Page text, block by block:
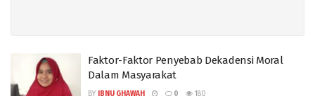
Faktor-Faktor Penyebab Dekadensi Moral
Dalam Masyarakat
BY IBNU GHAWAH 0 180